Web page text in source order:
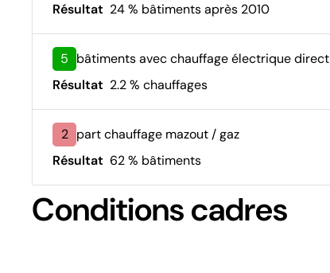
Résultat 24 % bâtiments après 2010
5 bâtiments avec chauffage électrique direct
Résultat 2.2 % chauffages
2 part chauffage mazout / gaz
Résultat 62 % bâtiments
Conditions cadres